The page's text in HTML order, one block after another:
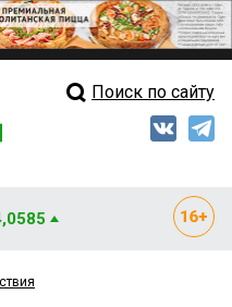
Свежий выпуск
Мнения
Поиск по сайту